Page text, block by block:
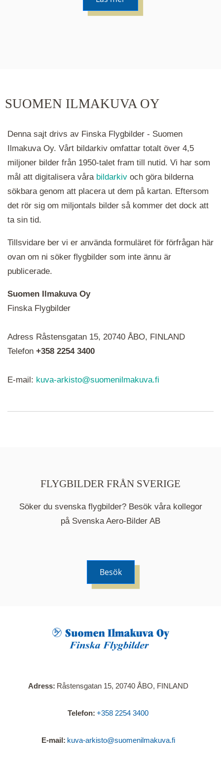
hålla ned ctrl-tangenten och scrolla.
ikoner är det en serie i varje. Utplacerade bilder
syns som nålar istället.
När du klickar på en serie så öppnas en ny flik.
Här visas en karta över bilder med kända
SUOMEN ILMAKUVA OY
Denna sajt drivs av Finska Flygbilder - Suomen
Ilmakuva Oy. Vårt bildarkiv omfattar totalt över 4,5
miljoner bilder från 1950-talet fram till nutid. Vi har som
mål att digitalisera våra bildarkiv och göra bilderna
sökbara genom att placera ut dem på kartan. Eftersom
det rör sig om miljontals bilder så kommer det dock att
ta sin tid.
Tillsvidare ber vi er använda formuläret för förfrågan här
ovan om ni söker flygbilder som inte ännu är
publicerade.
Suomen Ilmakuva Oy
Finska Flygbilder
Adress Råstensgatan 15, 20740 ÅBO, FINLAND
Telefon +358 2254 3400
E-mail: kuva-arkisto@suomenilmakuva.fi
FLYGBILDER FRÅN SVERIGE
Söker du svenska flygbilder? Besök våra kollegor
på Svenska Aero-Bilder AB
Besök
Adress Råstensgatan 15, 20740 ÅBO, FINLAND
Telefon +358 2254 3400
E-mail kuva-arkisto@suomenilmakuva.fi